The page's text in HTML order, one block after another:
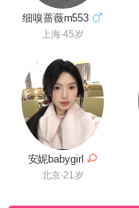
细嗅蔷薇m553
上海·45岁
安妮babygirl
北京·21岁